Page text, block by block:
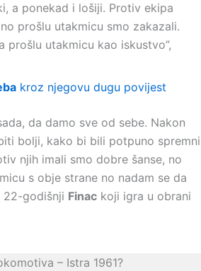
a ponekad i lošiji. Protiv ekipa
prošlu utakmicu smo zakazali.
utakmicu kao iskustvo”,
kroz njegovu dugu povijest
da damo sve od sebe. Nakon
bolji, kako bi bili potpuno spremni
njih imali smo dobre šanse, no
s obje strane no nadam se da
22-godišnji Finac koji igra u obrani
– Istra 1961?